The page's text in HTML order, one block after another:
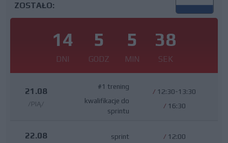
ZOSTAŁO:
14
DNI
5
GODZ
5
MIN
37
SEK
21.08
/PIĄ/
#1 trening
kwalifikacje do
sprintu
/ 12:30-13:30
/ 16:30
22.08
sprint
/ 12:00